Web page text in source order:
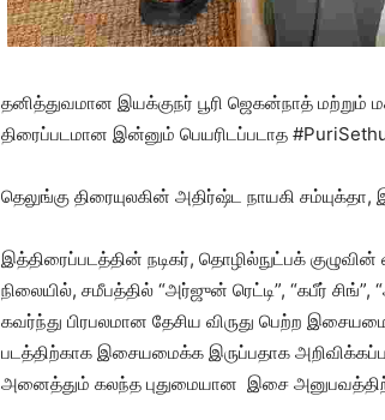
தனித்துவமான இயக்குநர் பூரி ஜெகன்நாத்
திரைப்படமான இன்னும் பெயரிடப்படாத
தெலுங்கு திரையுலகின் அதிர்ஷ்ட நாயகி சம்யுக்தா,
இத்திரைப்படத்தின் நடிகர், தொழில்நுட்பக்
நிலையில், சமீபத்தில் “அர்ஜுன் ரெட்டி”, “கபீர்
கவர்ந்து பிரபலமான தேசிய விருது பெற்ற
படத்திற்காக இசையமைக்க இருப்பதாக
அனைத்தும் கலந்த புதுமையான இசை